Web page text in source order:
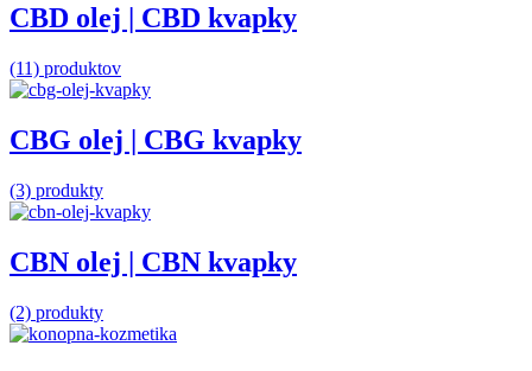
CBD olej | CBD kvapky
(11) produktov
CBG olej | CBG kvapky
(3) produkty
CBN olej | CBN kvapky
(2) produkty